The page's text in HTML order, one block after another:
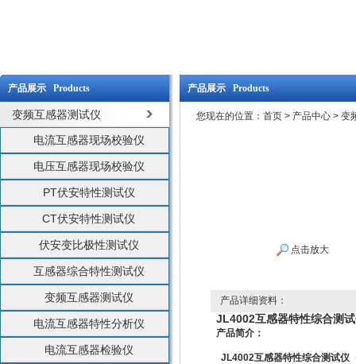
产品展示 Products
变频互感器测试仪
电流互感器现场校验仪
电压互感器现场校验仪
PT伏安特性测试仪
CT伏安特性测试仪
伏安变比极性测试仪
互感器综合特性测试仪
变频互感器测试仪
电流互感器特性分析仪
电流互感器检验仪
产品展示 Products
您现在的位置： 首页 > 产品中心 > 变
点击放大
产品详细资料：
JL4002互感器特性综合测
产品简介：
JL4002互感器特性综合测试仪